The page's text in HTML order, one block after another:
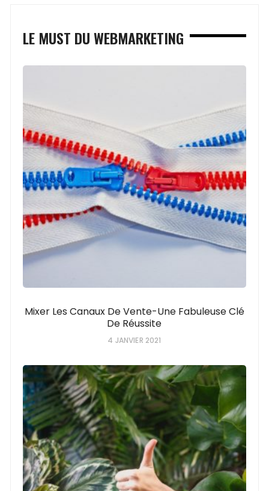
LE MUST DU WEBMARKETING
Mixer Les Canaux De Vente-Une Fabuleuse Clé
De Réussite
4 JANVIER 2021